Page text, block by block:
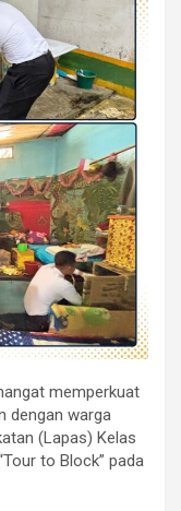
memperkuat
dengan warga
(Lapas) Kelas
to Block” pada